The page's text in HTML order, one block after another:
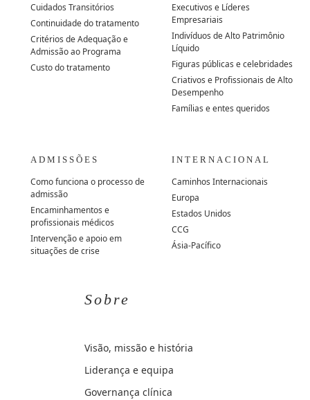
Cuidados Transitórios
Continuidade do tratamento
Critérios de Adequação e
Admissão ao Programa
Custo do tratamento
Executivos e Líderes
Empresariais
Indivíduos de Alto Patrimônio
Líquido
Figuras públicas e celebridades
Criativos e Profissionais de Alto
Desempenho
Famílias e entes queridos
ADMISSÕES
Como funciona o processo de
admissão
Encaminhamentos e
profissionais médicos
Intervenção e apoio em
situações de crise
INTERNACIONAL
Caminhos Internacionais
Europa
Estados Unidos
CCG
Ásia-Pacífico
Sobre
Visão, missão e história
Liderança e equipa
Governança clínica